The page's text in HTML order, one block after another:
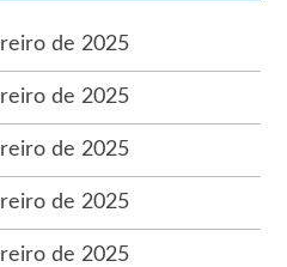
de 2025
de 2025
de 2025
de 2025
de 2025